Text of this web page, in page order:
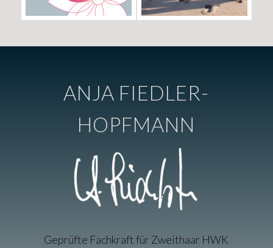
ANJA FIEDLER-
HOPFMANN
Geprüfte Fachkraft für Zweithaar HWK